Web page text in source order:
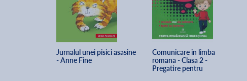
Jurnalul unei pisici asasine
- Anne Fine
Comunicare in limba
romana - Clasa 2 -
Pregatire pentru